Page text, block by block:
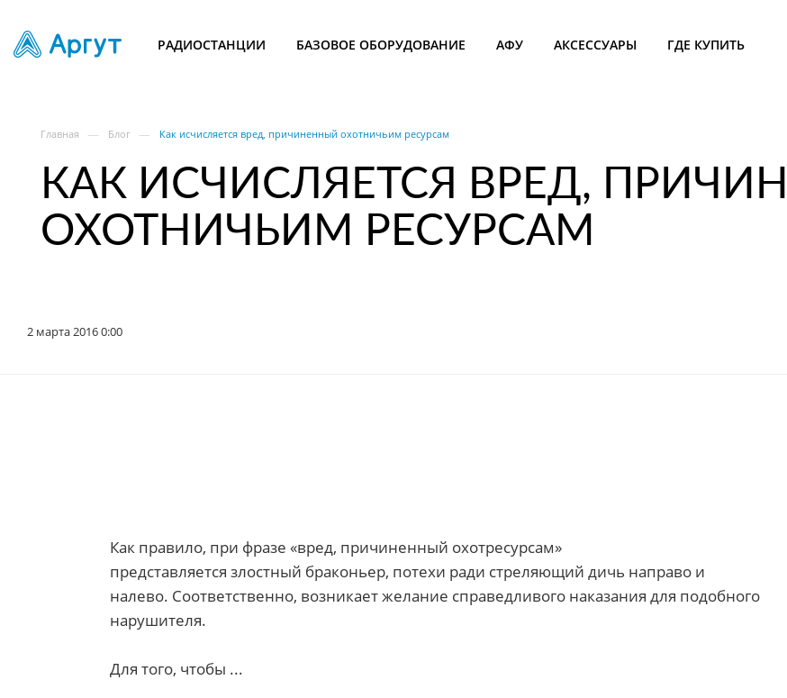
РАДИОСТАНЦИИ БАЗОВОЕ ОБОРУДОВАНИЕ АФУ АКСЕССУАРЫ ГДЕ КУПИТЬ
Главная — Блог — Как исчисляется вред, причиненный охотничьим ресурсам
КАК ИСЧИСЛЯЕТСЯ ВРЕД,
ОХОТНИЧЬИМ РЕСУРСАМ
2 марта 2016 0:00
Как правило, при фразе «вред, причиненный охотресурсам»
представляется злостный браконьер, потехи ради стреляющий дичь направо и
налево. Соответственно, возникает желание справедливого наказания для подобного
нарушителя.
Для того, чтобы ...